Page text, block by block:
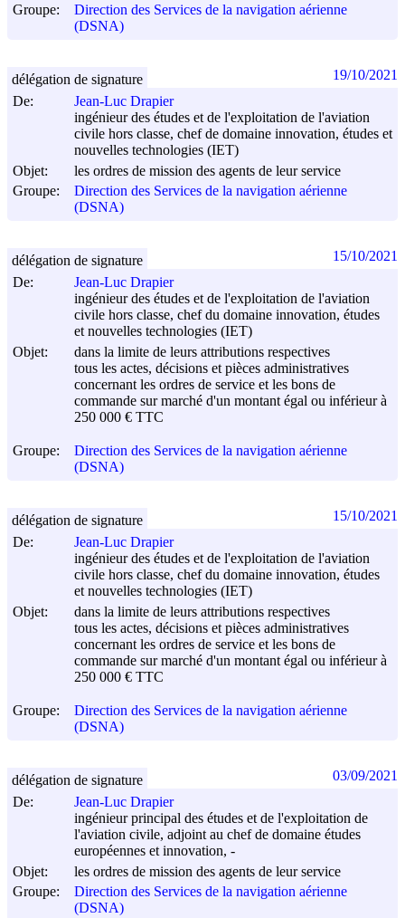
Groupe:
Direction des Services de la navigation aérienne
(DSNA)
De:
Jean-Luc Drapier
ingénieur des études et de l'exploitation de l'aviation
civile hors classe, chef de domaine innovation, études et
nouvelles technologies (IET)
Objet:
les ordres de mission des agents de leur service
Groupe:
Direction des Services de la navigation aérienne
(DSNA)
délégation de signature 19/10/2021
De:
Jean-Luc Drapier
ingénieur des études et de l'exploitation de l'aviation
civile hors classe, chef du domaine innovation, études
et nouvelles technologies (IET)
Objet:
dans la limite de leurs attributions respectives
tous les actes, décisions et pièces administratives
concernant les ordres de service et les bons de
commande sur marché d'un montant égal ou inférieur à
250 000 € TTC
Groupe:
Direction des Services de la navigation aérienne
(DSNA)
délégation de signature 15/10/2021
De:
Jean-Luc Drapier
ingénieur des études et de l'exploitation de l'aviation
civile hors classe, chef du domaine innovation, études
et nouvelles technologies (IET)
Objet:
dans la limite de leurs attributions respectives
tous les actes, décisions et pièces administratives
concernant les ordres de service et les bons de
commande sur marché d'un montant égal ou inférieur à
250 000 € TTC
Groupe:
Direction des Services de la navigation aérienne
(DSNA)
délégation de signature 15/10/2021
De:
Jean-Luc Drapier
ingénieur principal des études et de l'exploitation de
l'aviation civile, adjoint au chef de domaine études
européennes et innovation, -
Objet:
les ordres de mission des agents de leur service
Groupe:
Direction des Services de la navigation aérienne
(DSNA)
délégation de signature 03/09/2021